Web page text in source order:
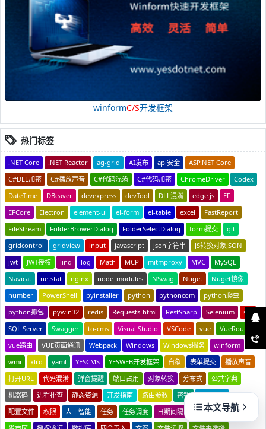
winformC/S开发框架
热门标签
.NET Core .NET Reactor ag-grid AI发布 api安全
ASP.NET Core
C#DLL加密
C#播放声音 C#代码混淆 C#代码加密 ChromeDriver
Codex
DateTime
DBeaver devexpress devTool DLL混淆 edge.js
EF
EFCore
Electron element-ui el-form el-table excel
FastReport
FileStream
FolderBrowerDialog FolderSelectDialog form提交
git
gridcontrol
gridview input javascript json字符串
JS转换对象JSON
jwt
JWT授权 linq log Math MCP mitmproxy MVC
MySQL
Navicat
netstat nginx node_modules NSwag Nuget
Nuget镜像
number
PowerShell pyinstaller python pythoncom
python爬虫
python抓包
pywin32 redis Requests-html RestSharp Selenium
sql
SQL Server
Swagger to-cms Visual Studio VSCode vue
VueRouter
vue路由
VUE页面通讯 Webpack Windows Windows服务
winform
wmi
xlrd yaml YESCMS YESWEB开发框架 白象 表单提交
播放声音
打开URL
代码混淆 弹窗提醒 端口占用 对象转换 分布式
公共字典
机器码
进程排查 静态资源 开发指南 路由参数 密钥
配置教程
配置文件
权限 人工智能 任务 任务调度 日期间隔 日志
日志记录
本文导航